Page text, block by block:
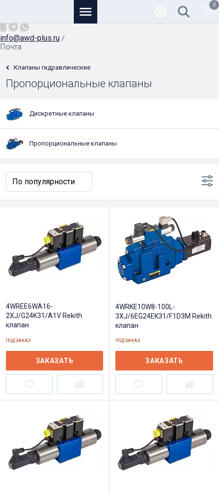
info@awd-plus.ru /
Почта
0
Клапаны гидравлические
Пропорциональные клапаны
Дискретные клапаны
Пропорциональные клапаны
4WREE6WA16-
2XJ/G24K31/A1V Rekith
клапан
ПОД ЗАКАЗ
ЗАКАЗАТЬ
4WRKE10W8-100L-
3XJ/6EG24EK31/F1D3M Rekith
клапан
ПОД ЗАКАЗ
ЗАКАЗАТЬ